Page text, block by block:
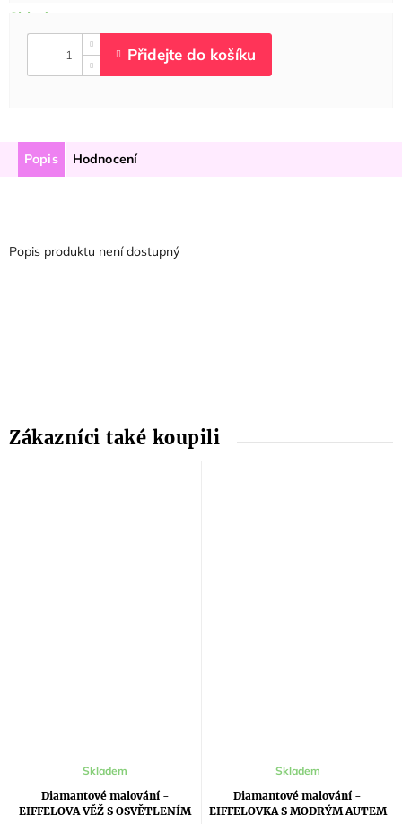
Popis Hodnocení
Popis produktu není dostupný
Diamantové malování -
EIFFELOVA VĚŽ S OSVĚTLENÍM
Skladem
Diamantové malování -
EIFFELOVKA S MODRÝM AUTEM
Skladem